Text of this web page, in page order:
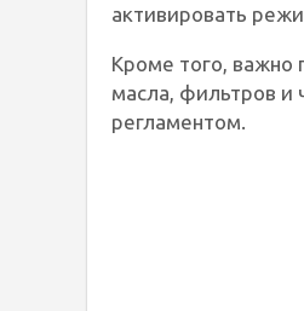
активировать
Кроме того, важно
масла, фильтров и
регламентом.